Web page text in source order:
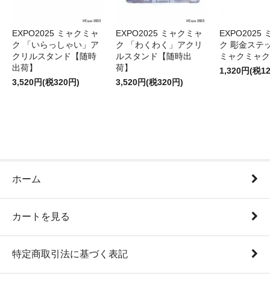
EXPO2025 ミャクミャ
ク 「いらっしゃい」ア
クリルスタンド【随時
出荷】
3,520円(税320円)
EXPO2025 ミャクミャ
ク 「わくわく」アクリ
ルスタンド【随時出
荷】
3,520円(税320円)
EXPO2025
ク 彫金ステ
ミャクミャク
1,320円(税
ホーム
カートを見る
特定商取引法に基づく表記